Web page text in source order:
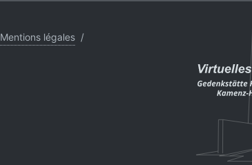
Mentions légales /